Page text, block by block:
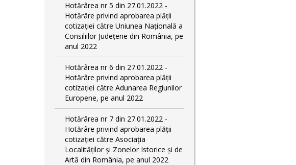
Hotărârea nr 5 din 27.01.2022 -
Hotărâre privind aprobarea plății
cotizației către Uniunea Națională a
Consiliilor Județene din România, pe
anul 2022
Hotărârea nr 6 din 27.01.2022 -
Hotărâre privind aprobarea plății
cotizației către Adunarea Regiunilor
Europene, pe anul 2022
Hotărârea nr 7 din 27.01.2022 -
Hotărâre privind aprobarea plății
cotizației către Asociația
Localităților și Zonelor Istorice și de
Artă din România, pe anul 2022